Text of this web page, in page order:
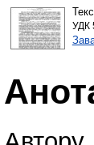
УДК